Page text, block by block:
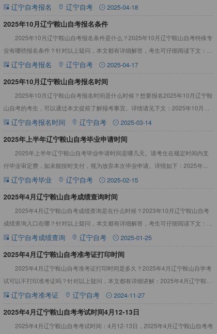
尽快完成报名，不要拖拉。详情如下：2025年10月辽宁
辽宁自考报名 辽宁自考 2025-04-18
​2025年10月辽宁鞍山自考报名条件
2025年10月辽宁鞍山自考报名条件是什么？2025年10月辽宁鞍山自考特殊专
业有哪些报名条件？针对以上疑问，本文都有详细解答，考生可仔细阅读下文：
2025年10月辽宁鞍山自考报名条件1、中华人民共和
辽宁自考报名 辽宁自考 2025-04-17
​2025年10月辽宁鞍山自考报名时间
2025年10月辽宁鞍山自考报名时间是什么时候？想要报名2025年10月辽宁鞍
山自考的考生，可以通过本文提前了解报考事宜。详情请见下文：2025年10月辽
宁鞍山自考报名时间2025年10月辽宁鞍山自考
辽宁自考报名时间 辽宁自考 2025-03-14
​2025年上半年辽宁鞍山自考毕业申请时间
2025年上半年辽宁鞍山自考毕业申请时间是哪几天。请考生在规定时间内支
付毕业审定费，如未能按时支付，视为放弃本次毕业申请。详情如下：2025年上
半年辽宁鞍山自考毕业申请时间2025年上半年辽宁鞍山自考
辽宁自考毕业 辽宁自考 2025-02-15
​2025年4月辽宁鞍山自考成绩查询时间
2025年4月辽宁鞍山自考成绩查询是在什么时候？2023年10月辽宁鞍山自考
成绩查询入口在哪？针对以上疑问，本文都有详细解答，考生可仔细阅读下文：
2025年4月辽宁鞍山自考成绩查询时间2025年4月辽
辽宁自考成绩查询 辽宁自考 2025-01-25
2025年4月辽宁鞍山自考准考证打印时间
2025年4月辽宁鞍山自考准考证打印时间是多久？2025年4月辽宁鞍山自学考
试可以不打印准考证吗？针对以上疑问，本文都有详细讲解：2025年4月辽宁鞍山
自考准考证打印时间2025年4月辽宁鞍山自考准考
辽宁自考准考证 辽宁自考 2024-11-27
2025年4月辽宁鞍山自考考试时间4月12-13日
2025年4月辽宁鞍山自考考试时间：4月12-13日，2025年4月辽宁鞍山自考考